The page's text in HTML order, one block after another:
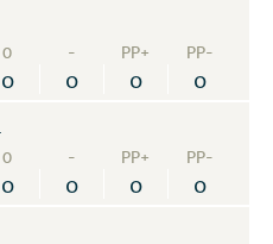
0 - PP+ PP-
0 0 0 0
0 - PP+ PP-
0 0 0 0